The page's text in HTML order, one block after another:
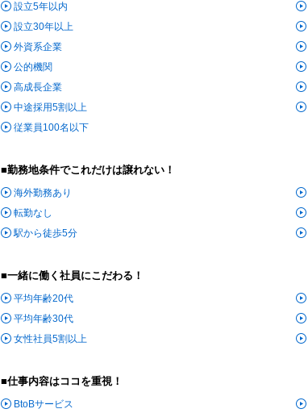
設立5年以内
設立30年以上
外資系企業
公的機関
高成長企業
中途採用5割以上
従業員100名以下
■勤務地条件でこれだけは譲れない！
海外勤務あり
転勤なし
駅から徒歩5分
■一緒に働く社員にこだわる！
平均年齢20代
平均年齢30代
女性社員5割以上
■仕事内容はココを重視！
BtoBサービス